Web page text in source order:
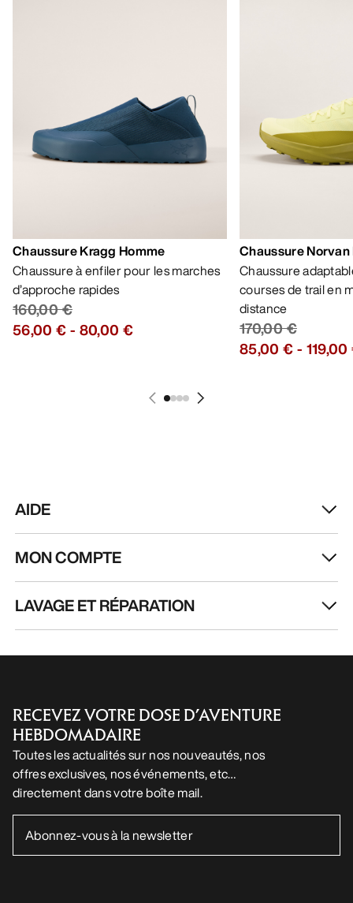
Chaussure Kragg Homme
Chaussure à enfiler pour les marches
d’approche rapides
160,00 €
56,00 €- 80,00 €
Chaussure
Chaussure
courses de trail en
distance
170,00 €
85,00 €-
AIDE
MON COMPTE
LAVAGE ET RÉPARATION
RECEVEZ VOTRE DOSE D’AVENTURE
HEBDOMADAIRE
Toutes les actualités sur nos nouveautés, nos
offres exclusives, nos événements, etc…
directement dans votre boîte mail.